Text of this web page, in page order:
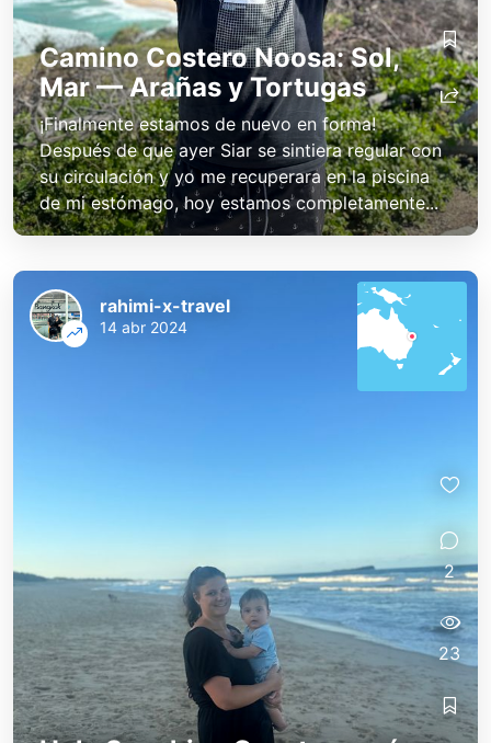
Camino Costero Noosa: Sol,
Mar — Arañas y Tortugas
¡Finalmente estamos de nuevo en forma!
Después de que ayer Siar se sintiera regular con
su circulación y yo me recuperara en la piscina
de mi estómago, hoy estamos completamente...
rahimi-x-travel
14 abr 2024
2
23